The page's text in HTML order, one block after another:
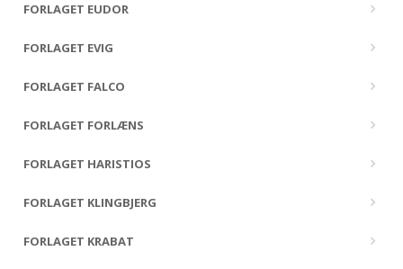
FORLAGET EUDOR
FORLAGET EVIG
FORLAGET FALCO
FORLAGET FORLÆNS
FORLAGET HARISTIOS
FORLAGET KLINGBJERG
FORLAGET KRABAT